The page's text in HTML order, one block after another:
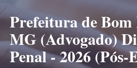
Prefeitura de Bom
MG (Advogado)
Penal - 2026